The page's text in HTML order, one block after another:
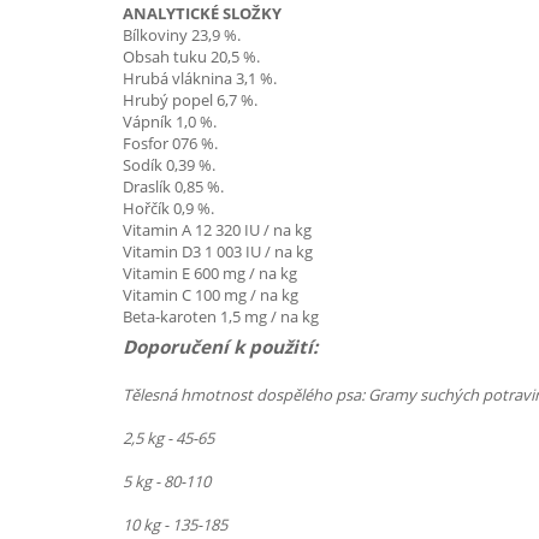
ANALYTICKÉ SLOŽKY
Bílkoviny 23,9 %.
Obsah tuku 20,5 %.
Hrubá vláknina 3,1 %.
Hrubý popel 6,7 %.
Vápník 1,0 %.
Fosfor 076 %.
Sodík 0,39 %.
Draslík 0,85 %.
Hořčík 0,9 %.
Vitamin A 12 320 IU / na kg
Vitamin D3 1 003 IU / na kg
Vitamin E 600 mg / na kg
Vitamin C 100 mg / na kg
Beta-karoten 1,5 mg / na kg
Doporučení k použití:
Tělesná hmotnost dospělého psa: Gramy suchých
2,5 kg - 45-65
5 kg - 80-110
10 kg - 135-185